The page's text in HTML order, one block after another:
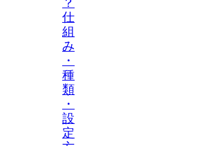
仕
組
み
・
種
類
・
設
定